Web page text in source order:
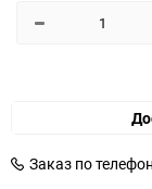
Заказ по